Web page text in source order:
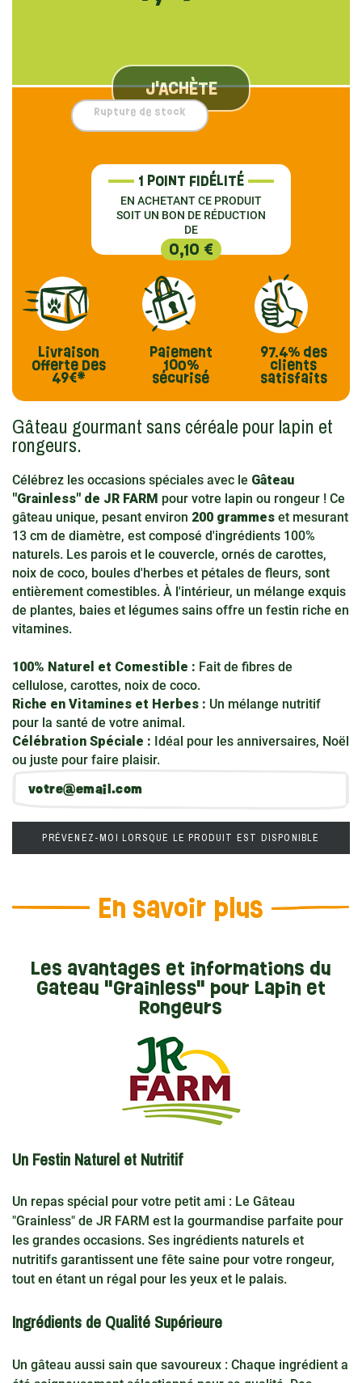
1 POINT FIDÉLITÉ
EN ACHETANT CE PRODUIT
SOIT UN BON DE RÉDUCTION
DE
0,10 €
J'ACHÈTE
Rupture de stock
Livraison
Offerte Des
49€*
Paiement
100%
sécurisé
97.4% des
clients
satisfaits
Gâteau gourmant sans céréale pour lapin et
rongeurs.
Célébrez les occasions spéciales avec le Gâteau
"Grainless" de JR FARM pour votre lapin ou rongeur ! Ce
gâteau unique, pesant environ 200 grammes et mesurant
13 cm de diamètre, est composé d'ingrédients 100%
naturels. Les parois et le couvercle, ornés de carottes,
noix de coco, boules d'herbes et pétales de fleurs, sont
entièrement comestibles. À l'intérieur, un mélange exquis
de plantes, baies et légumes sains offre un festin riche en
vitamines.
100% Naturel et Comestible : Fait de fibres de
cellulose, carottes, noix de coco.
Riche en Vitamines et Herbes : Un mélange nutritif
pour la santé de votre animal.
Célébration Spéciale : Idéal pour les anniversaires, Noël
ou juste pour faire plaisir.
PRÉVENEZ-MOI LORSQUE LE PRODUIT EST DISPONIBLE
En savoir plus
Les avantages et informations du
Gateau "Grainless" pour Lapin et
Rongeurs
Un Festin Naturel et Nutritif
Un repas spécial pour votre petit ami : Le Gâteau
"Grainless" de JR FARM est la gourmandise parfaite pour
les grandes occasions. Ses ingrédients naturels et
nutritifs garantissent une fête saine pour votre rongeur,
tout en étant un régal pour les yeux et le palais.
Ingrédients de Qualité Supérieure
Un gâteau aussi sain que savoureux : Chaque ingrédient a